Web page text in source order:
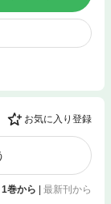
お気に入り登録
1巻から | 最新刊から